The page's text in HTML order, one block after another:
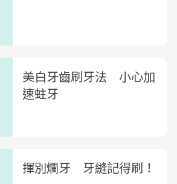
美白牙齒刷牙法 小心加
速蛀牙
揮別爛牙 牙縫記得刷！